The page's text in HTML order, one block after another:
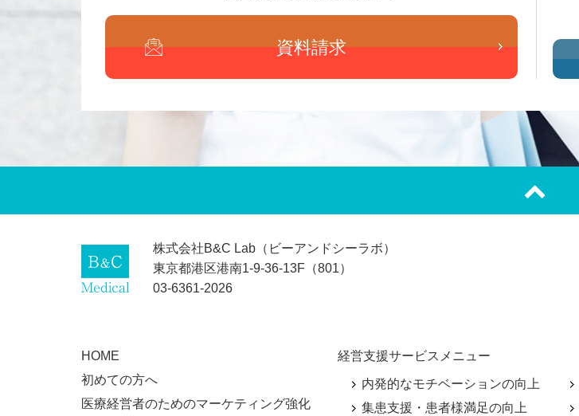
資料請求
株式会社B&C Lab（ビーアンドシーラボ）
東京都港区港南1-9-36-13F（801）
03-6361-2026
HOME
初めての方へ
医療経営者のためのマーケティング強化
経営支援サービスメニュー
内発的なモチベーションの向上
集患支援・患者様満足の向上